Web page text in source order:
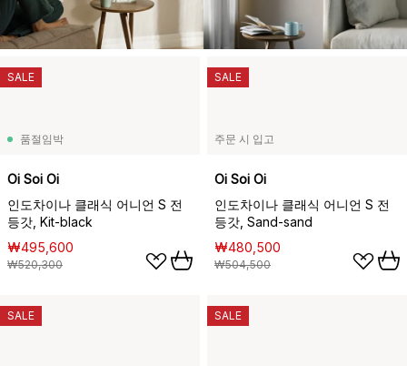
품절임박
Oi Soi Oi
인도차이나 클래식 어니언 S 전
등갓, Kit-black
₩495,600
₩520,300
SALE
주문 시 입고
Oi Soi Oi
인도차이나 클래식 어니언 S 전
등갓, Sand-sand
₩480,500
₩504,500
SALE
SALE SALE